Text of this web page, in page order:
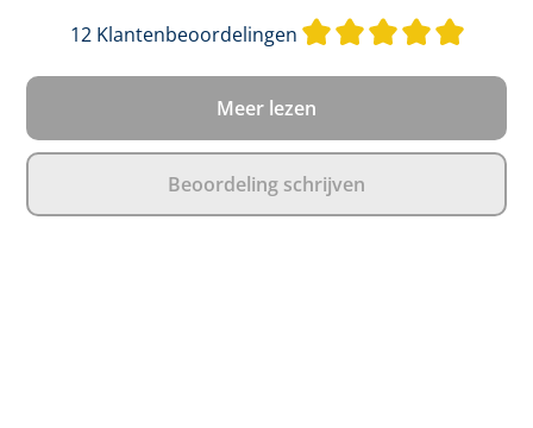
12 Klantenbeoordelingen
Meer lezen
Beoordeling schrijven